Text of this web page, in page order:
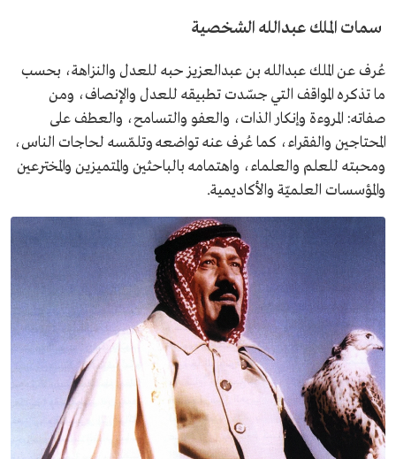
سمات الملك عبدالله الشخصية
عُرف عن الملك عبدالله بن عبدالعزيز حبه للعدل والنزاهة، بحسب
ما تذكره المواقف التي جسّدت تطبيقه للعدل والإنصاف، ومن
صفاته: المروءة وإنكار الذات، والعفو والتسامح، والعطف على
المحتاجين والفقراء، كما عُرف عنه تواضعه وتلمّسه لحاجات الناس،
ومحبته للعلم والعلماء، واهتمامه بالباحثين والمتميزين والمخترعين
والمؤسسات العلميّة والأكاديمية.